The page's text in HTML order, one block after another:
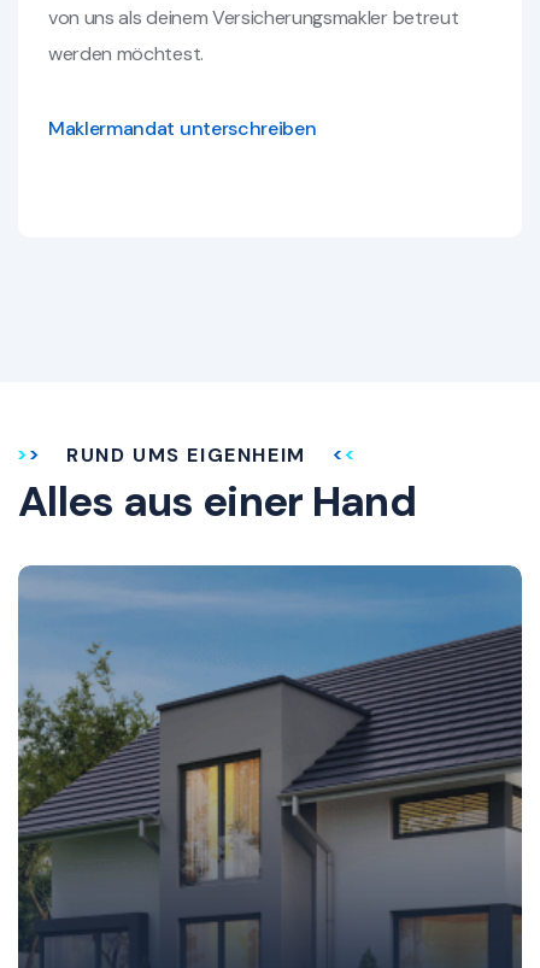
von uns als deinem Versicherungsmakler betreut
werden möchtest.
Maklermandat unterschreiben
RUND UMS EIGENHEIM
Alles aus einer Hand